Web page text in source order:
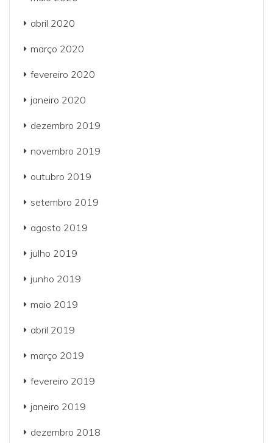
abril 2020
março 2020
fevereiro 2020
janeiro 2020
dezembro 2019
novembro 2019
outubro 2019
setembro 2019
agosto 2019
julho 2019
junho 2019
maio 2019
abril 2019
março 2019
fevereiro 2019
janeiro 2019
dezembro 2018